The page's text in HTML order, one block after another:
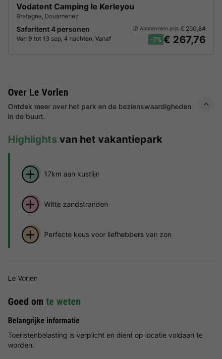
Vodatent Camping le Kerleyou
Bretagne Douarnenez
Safaritent 4 personen
Van 9 tot 13 sep, 4 nachten, Vanaf
Aanbevolen prijs:€ 290,84
-7% € 267,76
Over Le Vorlen
Ontdek meer over het park en de bezienswaardigheden
in de buurt.
Highlights van het vakantiepark
17km aan kustlijn
Witte zandstranden
Perfecte keus voor liefhebbers van zon
Le Vorlen
Goed om te weten
Belangrijke informatie
Toeristenbelasting is verplicht en dient op locatie voldaan te
worden.